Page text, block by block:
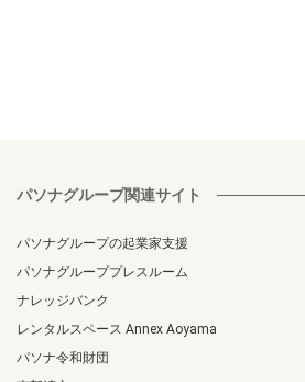
パソナグループ関連サイト
パソナグループの起業家支援
パソナグループプレスルーム
ナレッジバンク
レンタルスペース Annex Aoyama
パソナ令和財団